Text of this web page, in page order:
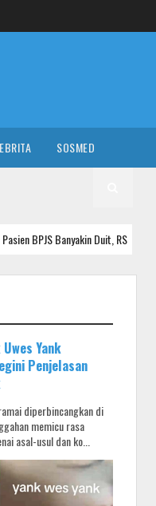
SOSMED
Duit, RS Pusri Palembang
Yank
Penjelasan
diperbincangkan di
memicu rasa
asal-usul dan ko...